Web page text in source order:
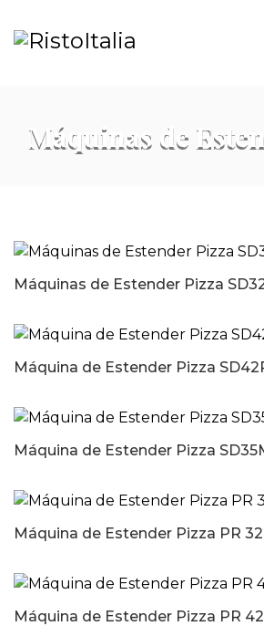
Máquinas de
Máquinas de Estender Pizza
Máquina de Estender Pizza
Máquina de Estender Pizza
Máquina de Estender Pizza PR
Máquina de Estender Pizza PR